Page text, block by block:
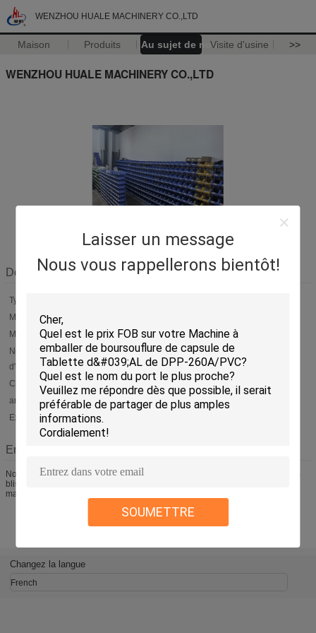
WENZHOU HUALE MACHINERY CO.,LTD
Maison Produits Au sujet de nousVisite d'usine >>
WENZHOU HUALE MACHINERY CO.,LTD
Détails de la société
Type d'entreprise:
Marché principal:
Marque:
MACHINES DE HUALE
Nombre
d'employés:
100~200 Les gens
Chiffre d'affaires:
US$ 300000 - US$ 4000000
année de création: 1999
Export pc:
50% - 60%
Entreprise Description
Nous sommes spécialisés dans la production de machines d'emballage sous
blister, de machines de remplissage de capsules, de cartonnières et de
machines d'inspection de blisters.
Changez la langue
French
Laisser un message
Nous vous rappellerons bientôt!
SOUMETTRE